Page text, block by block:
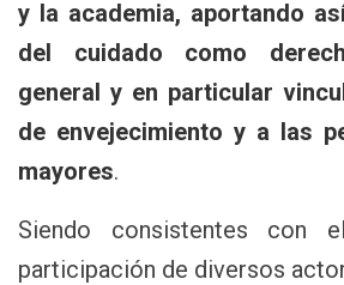
y la academia, aportando
del cuidado como
general y en particular
de envejecimiento y a las
mayores.
Siendo consistentes con
participación de diversos